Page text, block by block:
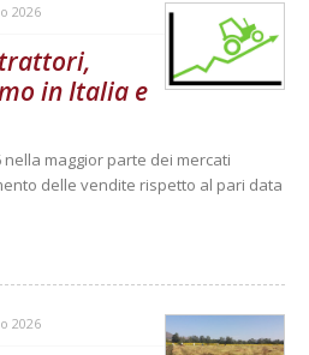
2026
in Italia e
maggior parte dei mercati
delle vendite rispetto al pari data
2026